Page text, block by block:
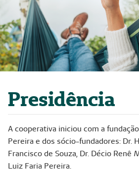
Presidência
A cooperativa iniciou com a
Pereira e dos sócio-fundadores: Dr.
Francisco de Souza, Dr. Décio Renê
Luiz Faria Pereira.